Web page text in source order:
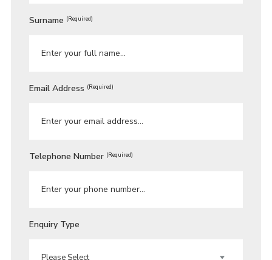
Surname (Required)
Email Address (Required)
Telephone Number (Required)
Enquiry Type